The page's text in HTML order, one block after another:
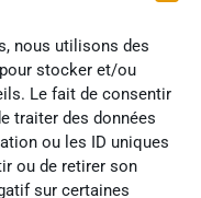
nous utilisons des
stocker et/ou
Le fait de consentir
traiter des données
ou les ID uniques
ou de retirer son
sur certaines
et 13h00-17h00